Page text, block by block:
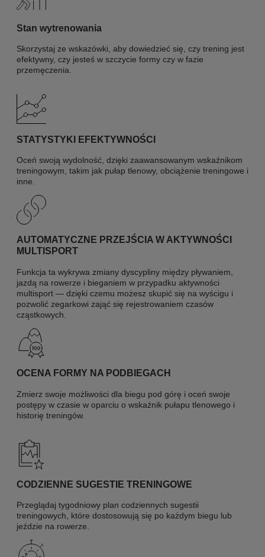
Stan wytrenowania
Skorzystaj ze wskazówki, aby dowiedzieć się, czy trening jest
efektywny, czy jesteś w szczycie formy czy w fazie
przemęczenia.
STATYSTYKI EFEKTYWNOŚCI
Oceń swoją wydolność, dzięki zaawansowanym wskaźnikom
treningowym, takim jak pułap tlenowy, obciążenie treningowe i
inne.
AUTOMATYCZNE PRZEJŚCIA W AKTYWNOŚCI
MULTISPORT
Funkcja ta wykrywa zmiany dyscypliny między pływaniem,
jazdą na rowerze i bieganiem w przypadku aktywności
multisport — dzięki czemu możesz skupić się na wyścigu i
pozwolić zegarkowi zająć się rejestrowaniem czasów
cząstkowych.
OCENA FORMY NA PODBIEGACH
Zmierz swoje możliwości dla biegu pod górę i oceń swoje
postępy w czasie w oparciu o wskaźnik pułapu tlenowego i
historię treningów.
CODZIENNE SUGESTIE TRENINGOWE
Przeglądaj tygodniowy plan codziennych sugestii
treningowych, które dostosowują się po każdym biegu lub
jeździe na rowerze.